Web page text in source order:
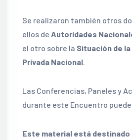
Se realizaron también otros
ellos de Autoridades
el otro sobre la Situación de
Privada Nacional.
Las Conferencias, Paneles y
durante este Encuentro
Este material está destinado